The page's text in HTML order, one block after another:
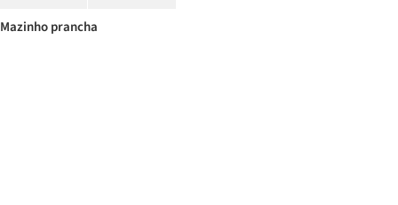
Mazinho prancha